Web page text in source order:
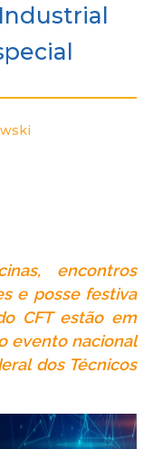
encontros
e posse festiva
CFT estão em
evento nacional
dos Técnicos